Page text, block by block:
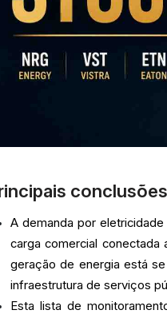
A demanda por
carga comercial conectada
geração de energia está
infraestrutura de serviços
Esta lista de